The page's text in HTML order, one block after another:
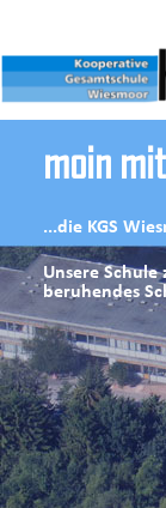
moin
...die KGS
Unsere
beruhendes